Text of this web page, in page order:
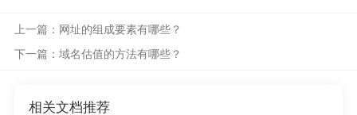
上一篇：网址的组成要素有哪些？
下一篇：域名估值的方法有哪些？
相关文档推荐